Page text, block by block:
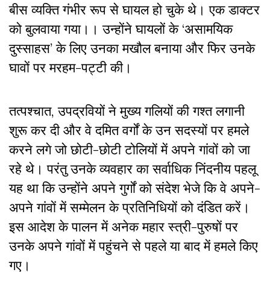
बीस व्यक्ति गंभीर रूप से घायल हो चुके थे। एक डाक्टर
को बुलवाया गया।। उन्होंने घायलों के ‘असामयिक
दुस्साहस’ के लिए उनका मखौल बनाया और फिर उनके
घावों पर मरहम-पट्टी की।
तत्पश्चात, उपद्रवियों ने मुख्य गलियों की गश्त लगानी
शुरू कर दी और वे दमित वर्गों के उन सदस्यों पर हमले
करने लगे जो छोटी-छोटी टोलियों में अपने गांवों को जा
रहे थे। परंतु उनके व्यवहार का सर्वाधिक निंदनीय पहलू
यह था कि उन्होंने अपने गुर्गों को संदेश भेजे कि वे अपने-
अपने गांवों में सम्मेलन के प्रतिनिधियों को दंडित करें।
इस आदेश के पालन में अनेक महार स्त्री-पुरुषों पर
उनके अपने गांवों में पहुंचने से पहले या बाद में हमले किए
गए।